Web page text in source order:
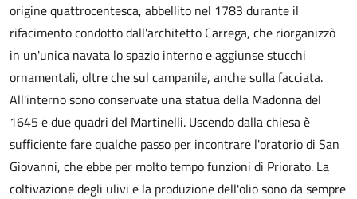
origine quattrocentesca, abbellito nel 1783 durante il
rifacimento condotto dall'architetto Carrega, che riorganizzò
in un'unica navata lo spazio interno e aggiunse stucchi
ornamentali, oltre che sul campanile, anche sulla facciata.
All'interno sono conservate una statua della Madonna del
1645 e due quadri del Martinelli. Uscendo dalla chiesa è
sufficiente fare qualche passo per incontrare l'oratorio di San
Giovanni, che ebbe per molto tempo funzioni di Priorato. La
coltivazione degli ulivi e la produzione dell'olio sono da sempre